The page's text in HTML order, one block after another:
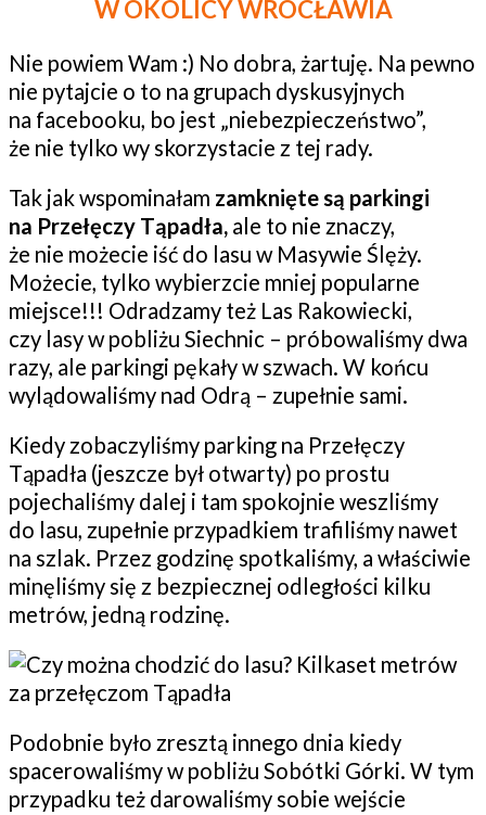
W OKOLICY WROCŁAWIA
Nie powiem Wam :) No dobra, żartuję. Na pewno
nie pytajcie o to na grupach dyskusyjnych
na facebooku, bo jest „niebezpieczeństwo”,
że nie tylko wy skorzystacie z tej rady.
Tak jak wspominałam zamknięte są parkingi
na Przełęczy Tąpadła, ale to nie znaczy,
że nie możecie iść do lasu w Masywie Ślęży.
Możecie, tylko wybierzcie mniej popularne
miejsce!!! Odradzamy też Las Rakowiecki,
czy lasy w pobliżu Siechnic – próbowaliśmy dwa
razy, ale parkingi pękały w szwach. W końcu
wylądowaliśmy nad Odrą – zupełnie sami.
Kiedy zobaczyliśmy parking na Przełęczy
Tąpadła (jeszcze był otwarty) po prostu
pojechaliśmy dalej i tam spokojnie weszliśmy
do lasu, zupełnie przypadkiem trafiliśmy nawet
na szlak. Przez godzinę spotkaliśmy, a właściwie
minęliśmy się z bezpiecznej odległości kilku
metrów, jedną rodzinę.
Podobnie było zresztą innego dnia kiedy
spacerowaliśmy w pobliżu Sobótki Górki. W tym
przypadku też darowaliśmy sobie wejście